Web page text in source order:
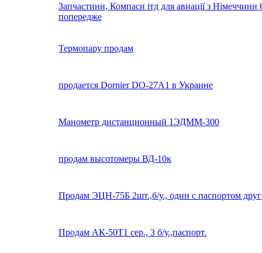
Запчастини, Компаси ітд для авиації з Німеччини
попередже
Термопару продам
продается Dornier DO-27A1 в Украине
Манометр дистанционный 1ЭДММ-300
продам высотомеры ВД-10к
Продам ЭЦН-75Б 2шт.,б/у., один с паспортом
Продам АК-50Т1 сер., 3 б/у.,паспорт.